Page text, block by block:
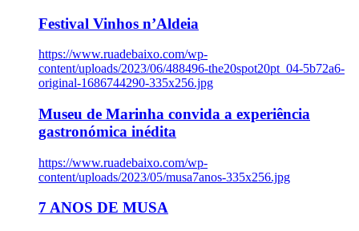
Festival Vinhos n’Aldeia
https://www.ruadebaixo.com/wp-
content/uploads/2023/06/488496-the20spot20pt_04-5b72a6-
original-1686744290-335x256.jpg
Museu de Marinha convida a experiência
gastronómica inédita
https://www.ruadebaixo.com/wp-
content/uploads/2023/05/musa7anos-335x256.jpg
7 ANOS DE MUSA